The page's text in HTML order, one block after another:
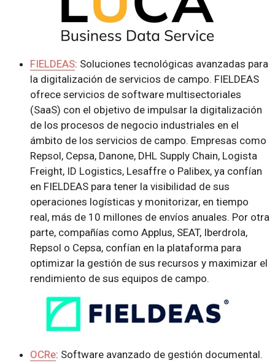
FIELDEAS: Soluciones tecnológicas avanzadas para
la digitalización de servicios de campo. FIELDEAS
ofrece servicios de software multisectoriales
(SaaS) con el objetivo de impulsar la digitalización
de los procesos de negocio industriales en el
ámbito de los servicios de campo. Empresas como
Repsol, Cepsa, Danone, DHL Supply Chain, Logista
Freight, ID Logistics, Lesaffre o Palibex, ya confían
en FIELDEAS para tener la visibilidad de sus
operaciones logísticas y monitorizar, en tiempo
real, más de 10 millones de envíos anuales. Por otra
parte, compañías como Applus, SEAT, Iberdrola,
Repsol o Cepsa, confían en la plataforma para
optimizar la gestión de sus recursos y maximizar el
rendimiento de sus equipos de campo.
OCRe: Software avanzado de gestión documental.